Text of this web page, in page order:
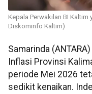
Kepala Perwakilan BI Kaltim
Diskominfo Kaltim)
Samarinda (ANTARA)
Inflasi Provinsi
periode Mei 2026
sedikit kenaikan.